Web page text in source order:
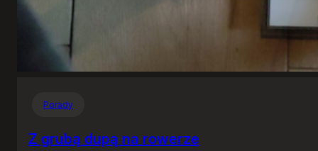
Porady
Z grubą dupą na rowerze